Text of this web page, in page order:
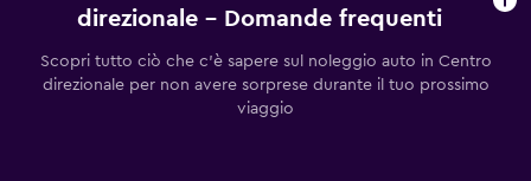
direzionale - Domande frequenti
Scopri tutto ciò che c'è sapere sul noleggio auto in Centro
direzionale per non avere sorprese durante il tuo prossimo
viaggio